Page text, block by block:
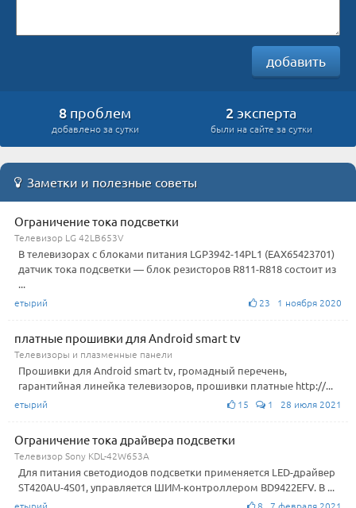
добавить
8 проблем
добавлено за сутки
2 эксперта
были на сайте за сутки
Заметки и полезные советы
Ограничение тока подсветки
Телевизор LG 42LB653V
В телевизорах с блоками питания LGP3942-14PL1 (EAX65423701)
датчик тока подсветки — блок резисторов R811-R818 состоит из
...
етырий 23 1 ноября 2020
платные прошивки для Android smart tv
Телевизоры и плазменные панели
Прошивки для Android smart tv, громадный перечень,
гарантийная линейка телевизоров, прошивки платные http://...
етырий 15 1 28 июля 2021
Ограничение тока драйвера подсветки
Телевизор Sony KDL-42W653A
Для питания светодиодов подсветки применяется LED-драйвер
ST420AU-4S01, управляется ШИМ-контроллером BD9422EFV. В ...
етырий 8 7 февраля 2021